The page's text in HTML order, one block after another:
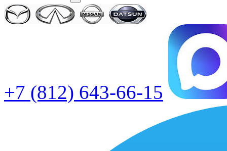
+7 (812) 643-66-15